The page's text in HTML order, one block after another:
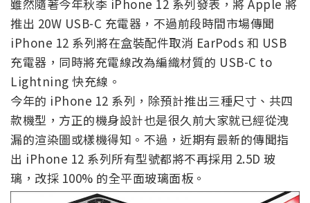
雖然隨著今年秋季 iPhone 12 系列發表，將 Apple 將
推出 20W USB-C 充電器，不過前段時間市場傳聞
iPhone 12 系列將在盒裝配件取消 EarPods 和 USB
充電器，同時將充電線改為編織材質的 USB-C to
Lightning 快充線。
今年的 iPhone 12 系列，除預計推出三種尺寸、共四
款機型，方正的機身設計也是很久前大家就已經從洩
漏的渲染圖或樣機得知。不過，近期有最新的傳聞指
出 iPhone 12 系列所有型號都將不再採用 2.5D 玻
璃，改採 100% 的全平面玻璃面板。